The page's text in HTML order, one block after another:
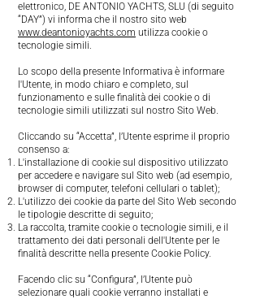
elettronico, DE ANTONIO YACHTS, SLU (di seguito
“DAY”) vi informa che il nostro sito web
www.deantonioyachts.com utilizza cookie o
tecnologie simili.
Lo scopo della presente Informativa è informare
l'Utente, in modo chiaro e completo, sul
funzionamento e sulle finalità dei cookie o di
tecnologie simili utilizzati sul nostro Sito Web.
Cliccando su “Accetta”, l’Utente esprime il proprio
consenso a:
L'installazione di cookie sul dispositivo utilizzato
per accedere e navigare sul Sito web (ad esempio,
browser di computer, telefoni cellulari o tablet);
L'utilizzo dei cookie da parte del Sito Web secondo
le tipologie descritte di seguito;
La raccolta, tramite cookie o tecnologie simili, e il
trattamento dei dati personali dell'Utente per le
finalità descritte nella presente Cookie Policy.
Facendo clic su “Configura”, l’Utente può
selezionare quali cookie verranno installati e